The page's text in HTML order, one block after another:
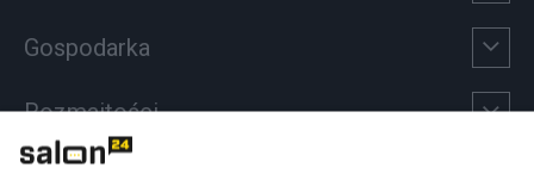
Gospodarka
Rozmaitości